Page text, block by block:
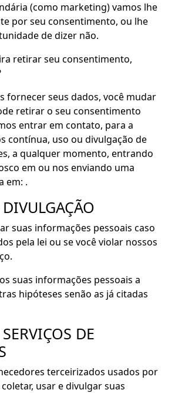
(como marketing) vamos lhe
por seu consentimento, ou lhe
de dizer não.
retirar seu consentimento,
fornecer seus dados, você mudar
retirar o seu consentimento
entrar em contato, para a
contínua, uso ou divulgação de
a qualquer momento, entrando
em ou nos enviando uma
em: .
suas informações pessoais caso
pela lei ou se você violar nossos
suas informações pessoais a
hipóteses senão as já citadas
DE
terceirizados usados por
usar e divulgar suas